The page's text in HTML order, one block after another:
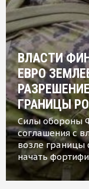
ВЛАСТИ
ЕВРО
ГРАНИЦЫ
Силы обороны
соглашения с
возле границы
начать